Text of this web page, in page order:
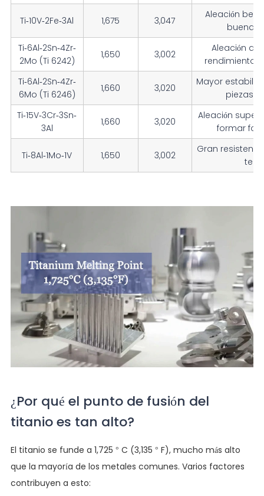
Ti-10V-2Fe-3Al 1,675 3,047
Aleación
buena
Ti-6Al-2Sn-4Zr-
2Mo (Ti 6242)
1,650 3,002
Aleación
rendimiento
Ti-6Al-2Sn-4Zr-
6Mo (Ti 6246)
1,660 3,020
Mayor
piezas
Ti-15V-3Cr-3Sn-
3Al
1,660 3,020
Aleación
formar
Ti-8Al-1Mo-1V 1,650 3,002
Gran
¿Por qué el punto de fusión del
titanio es tan alto?
El titanio se funde a 1,725 ° C (3,135 ° F), mucho más alto
que la mayoría de los metales comunes. Varios factores
contribuyen a esto: